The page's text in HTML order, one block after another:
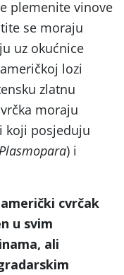
plemenite vinove
se moraju
uz okućnice
lozi
zlatnu
moraju
koji posjeduju
Plasmopara) i
cvrčak
u svim
ali